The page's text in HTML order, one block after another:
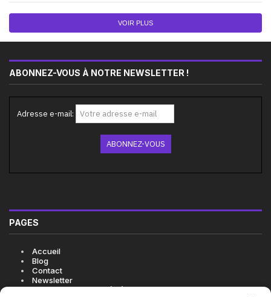
VOIR PLUS
ABONNEZ-VOUS À NOTRE NEWSLETTER !
Adresse e-mail:
PAGES
Accueil
Blog
Contact
Newsletter
Politique de cookies (UE)